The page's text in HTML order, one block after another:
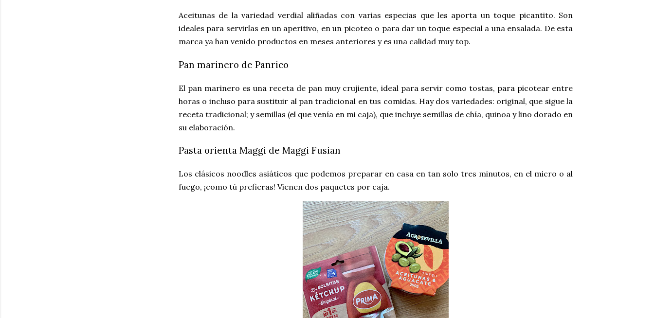
Aceitunas de la variedad verdial aliñadas con varias especias que les aporta un toque picantito. Son
ideales para servirlas en un aperitivo, en un picoteo o para dar un toque especial a una ensalada. De esta
marca ya han venido productos en meses anteriores y es una calidad muy top.
Pan marinero de Panrico
El pan marinero es una receta de pan muy crujiente, ideal para servir como tostas, para picotear entre
horas o incluso para sustituir al pan tradicional en tus comidas. Hay dos variedades: original, que sigue la
receta tradicional; y semillas (el que venía en mi caja), que incluye semillas de chía, quinoa y lino dorado en
su elaboración.
Pasta orienta Maggi de Maggi Fusian
Los clásicos noodles asiáticos que podemos preparar en casa en tan solo tres minutos, en el micro o al
fuego, ¡como tú prefieras! Vienen dos paquetes por caja.